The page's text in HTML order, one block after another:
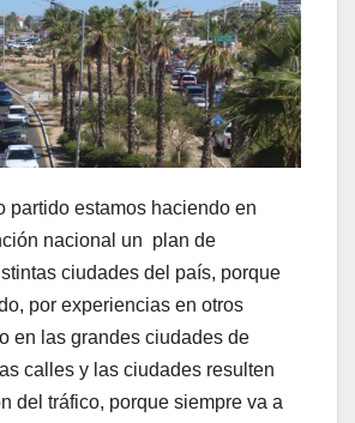
partido estamos haciendo en
nacional un plan de
ciudades del país, porque
por experiencias en otros
en las grandes ciudades de
calles y las ciudades resulten
del tráfico, porque siempre va a